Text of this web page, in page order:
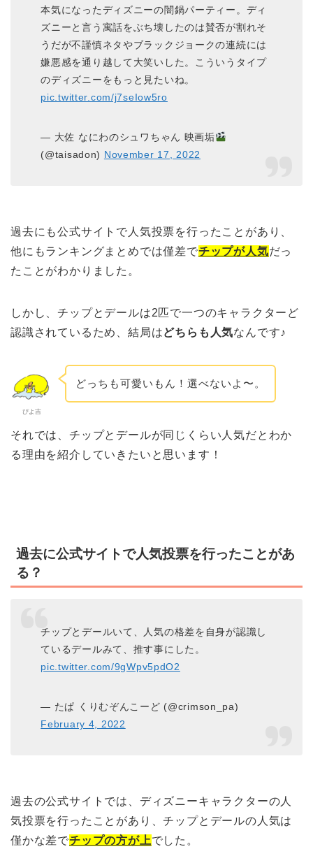
本気になったディズニーの闇鍋パーティー。ディ
ズニーと言う寓話をぶち壊したのは賛否が割れそ
うだが不謹慎ネタやブラックジョークの連続には
嫌悪感を通り越して大笑いした。こういうタイプ
のディズニーをもっと見たいね。
pic.twitter.com/j7seIow5ro
— 大佐 なにわのシュワちゃん 映画垢
(@taisadon) November 17, 2022
過去にも公式サイトで人気投票を行ったことがあり、
他にもランキングまとめでは僅差でチップが人気だっ
たことがわかりました。
しかし、チップとデールは2匹で一つのキャラクターど
認識されているため、結局はどちらも人気なんです♪
ぴよ吉
どっちも可愛いもん！選べないよ〜。
それでは、チップとデールが同じくらい人気だとわか
る理由を紹介していきたいと思います！
過去に公式サイトで人気投票を行ったことがあ
る？
チップとデールいて、人気の格差を自身が認識し
ているデールみて、推す事にした。
pic.twitter.com/9gWpv5pdO2
— たぱ くりむぞんこーど (@crimson_pa)
February 4, 2022
過去の公式サイトでは、ディズニーキャラクターの人
気投票を行ったことがあり、チップとデールの人気は
僅かな差でチップの方が上でした。